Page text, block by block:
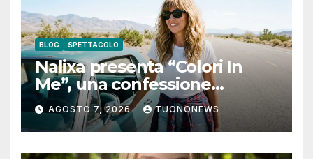
BLOG SPETTACOLO
Nalixa presenta “Colori In
Me”, una confessione
notturna tra identità e libertà
AGOSTO 7, 2026 TUONONEWS